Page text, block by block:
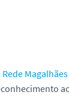
Rede Magalhães